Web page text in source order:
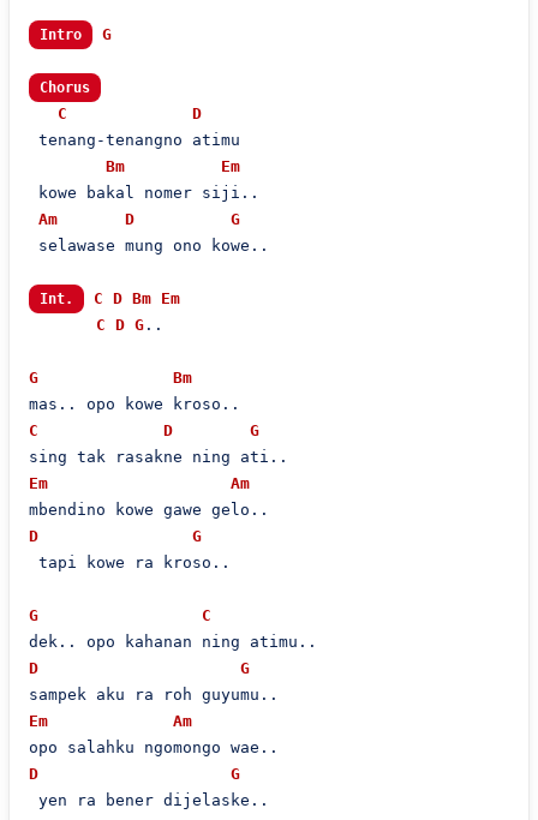
Intro G
Chorus
C
D
tenang-tenangno atimu
Bm
Em
kowe bakal nomer siji..
Am
D
G
selawase mung ono kowe..
Int. C D Bm
Em
C D G..
G
Bm
C
D
G
Em
Am
D
G
tapi kowe ra kroso..
G
C
D
G
Em
Am
D
G
yen ra bener dijelaske..